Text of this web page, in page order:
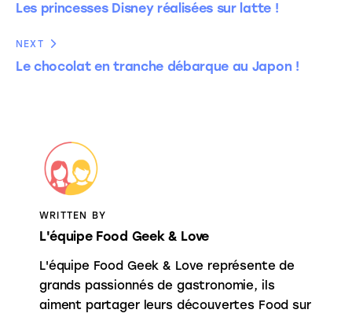
Les princesses Disney réalisées sur latte !
NEXT
Le chocolat en tranche débarque au Japon !
WRITTEN BY
L'équipe Food Geek & Love
L'équipe Food Geek & Love représente de
grands passionnés de gastronomie, ils
aiment partager leurs découvertes Food sur